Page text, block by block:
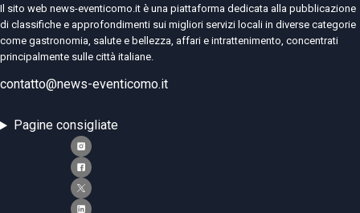
Il sito web news-eventicomo.it è una piattaforma dedicata alla pubblicazione
di classifiche e approfondimenti sui migliori servizi locali in diverse categorie
come gastronomia, salute e bellezza, affari e intrattenimento, concentrati
principalmente sulle città italiane.
contatto@news-eventicomo.it
Pagine consigliate